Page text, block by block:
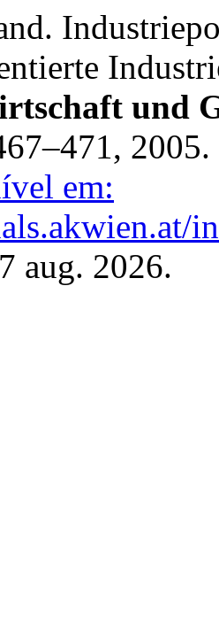
und
2005.
em:
aug. 2026.